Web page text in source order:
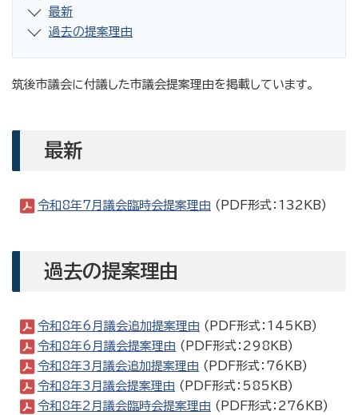
最新
過去の提案理由
筑後市議会に付議した市議会提案理由を掲載しています。
最新
令和8年7月議会臨時会提案理由 (PDF形式：132KB)
過去の提案理由
令和8年6月議会追加提案理由 (PDF形式：145KB)
令和8年6月議会提案理由 (PDF形式：298KB)
令和8年3月議会追加提案理由 (PDF形式：76KB)
令和8年3月議会提案理由 (PDF形式：585KB)
令和8年2月議会臨時会提案理由 (PDF形式：276KB)